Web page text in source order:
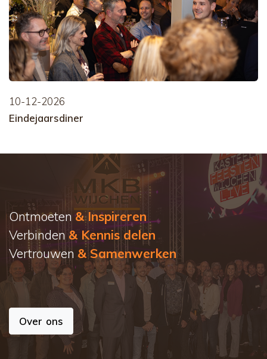
10-12-2026
Eindejaarsdiner
Ontmoeten & Inspireren
Verbinden & Kennis delen
Vertrouwen & Samenwerken
Over ons